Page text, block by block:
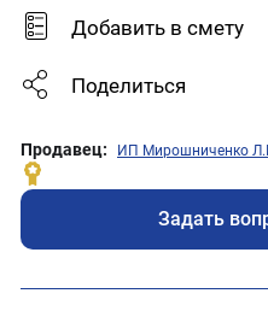
Добавить в смету
Поделиться
Продавец: ИП Мирошниченко
Задать